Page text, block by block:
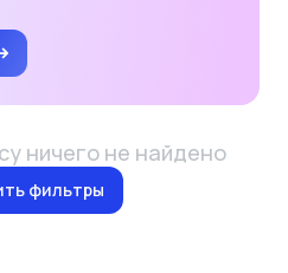
ничего не найдено
фильтры